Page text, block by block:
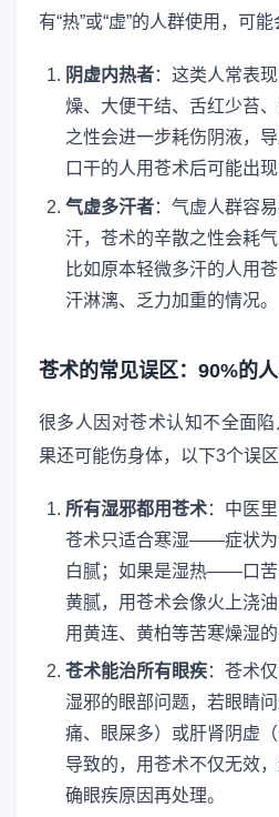
有“热”或“虚”的人群使用，可
阴虚内热者：这类人常表
燥、大便干结、舌红少苔
之性会进一步耗伤阴液，
口干的人用苍术后可能出
气虚多汗者：气虚人群容
汗，苍术的辛散之性会耗
比如原本轻微多汗的人用
汗淋漓、乏力加重的情况。
苍术的常见误区：90%的
很多人因对苍术认知不全面
果还可能伤身体，以下3个误区
所有湿邪都用苍术：中医
苍术只适合寒湿——症状为
白腻；如果是湿热——口苦
黄腻，用苍术会像火上浇
用黄连、黄柏等苦寒燥湿的
苍术能治所有眼疾：苍术
湿邪的眼部问题，若眼睛
痛、眼屎多）或肝肾阴虚
导致的，用苍术不仅无效
确眼疾原因再处理。